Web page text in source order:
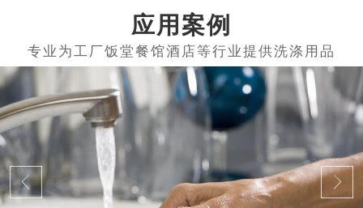
应用案例